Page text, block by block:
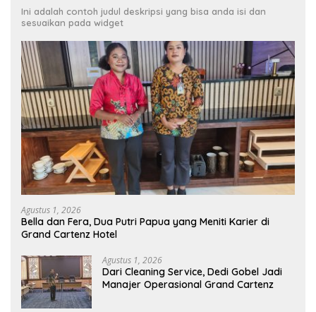
Ini adalah contoh judul deskripsi yang bisa anda isi dan
sesuaikan pada widget
Agustus 1, 2026
Bella dan Fera, Dua Putri Papua yang Meniti Karier di
Grand Cartenz Hotel
Agustus 1, 2026
Dari Cleaning Service, Dedi Gobel Jadi
Manajer Operasional Grand Cartenz